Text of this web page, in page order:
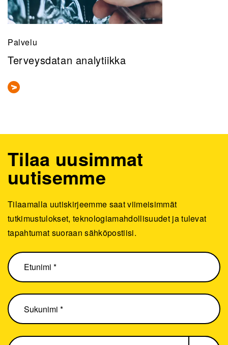
Palvelu
Terveysdatan analytiikka
Tilaa uusimmat
uutisemme
Tilaamalla uutiskirjeemme saat viimeisimmät
tutkimustulokset, teknologiamahdollisuudet ja tulevat
tapahtumat suoraan sähköpostiisi.